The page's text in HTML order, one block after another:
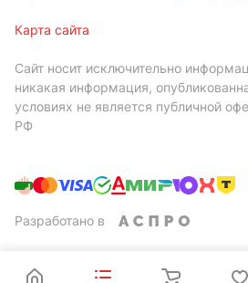
Карта сайта
Сайт носит исключительно
никакая информация,
условиях не является публичной
РФ
Разработано в